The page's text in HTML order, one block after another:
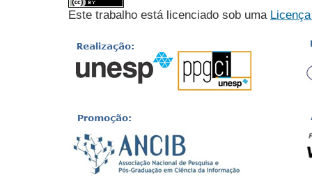
Este trabalho está licenciado sob uma